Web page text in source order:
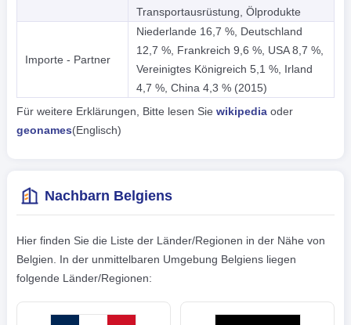
Transportausrüstung, Ölprodukte
Importe - Partner
Niederlande 16,7 %, Deutschland
12,7 %, Frankreich 9,6 %, USA 8,7 %,
Vereinigtes Königreich 5,1 %, Irland
4,7 %, China 4,3 % (2015)
Für weitere Erklärungen, Bitte lesen Sie wikipediaoder
geonames(Englisch)
Nachbarn Belgiens
Hier finden Sie die Liste der Länder/Regionen in der Nähe von
Belgien. In der unmittelbaren Umgebung Belgiens liegen
folgende Länder/Regionen: